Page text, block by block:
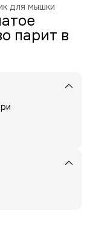
для мышки
парит в